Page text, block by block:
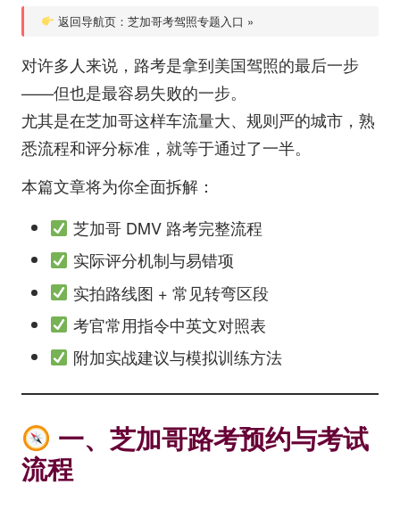
察，
为
您
提
供
深
入
的
美
活
与
解
返回导航页：芝加哥考驾照专题入口 »
对许多人来说，路考是拿到美国驾照的最后一步
——但也是最容易失败的一步。
尤其是在芝加哥这样车流量大、规则严的城市，熟
悉流程和评分标准，就等于通过了一半。
本篇文章将为你全面拆解：
芝加哥 DMV 路考完整流程
实际评分机制与易错项
实拍路线图 + 常见转弯区段
考官常用指令中英文对照表
附加实战建议与模拟训练方法
一、芝加哥路考预约与考试
流程